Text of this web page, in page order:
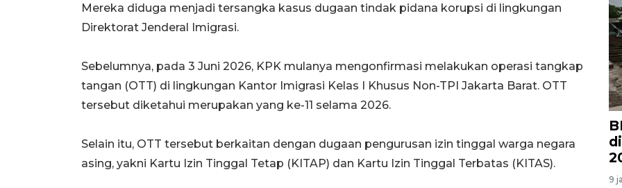
Mereka diduga menjadi tersangka kasus dugaan tindak pidana korupsi di lingkungan
Direktorat Jenderal Imigrasi.
Sebelumnya, pada 3 Juni 2026, KPK mulanya mengonfirmasi melakukan operasi tangkap
tangan (OTT) di lingkungan Kantor Imigrasi Kelas I Khusus Non-TPI Jakarta Barat. OTT
tersebut diketahui merupakan yang ke-11 selama 2026.
Selain itu, OTT tersebut berkaitan dengan dugaan pengurusan izin tinggal warga negara
asing, yakni Kartu Izin Tinggal Tetap (KITAP) dan Kartu Izin Tinggal Terbatas (KITAS).
9